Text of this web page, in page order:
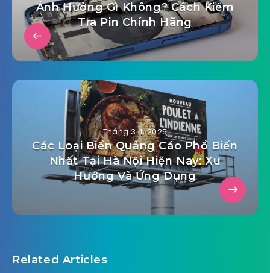
Ảnh Hưởng Gì Không? Cách Kiểm
Tra Pin Chính Hãng
Tháng 3 4, 2025
Các Loại Biển Quảng Cáo Phổ Biến
Nhất Tại Hà Nội Hiện Nay: Xu
Hướng Và Ứng Dụng
Related Articles